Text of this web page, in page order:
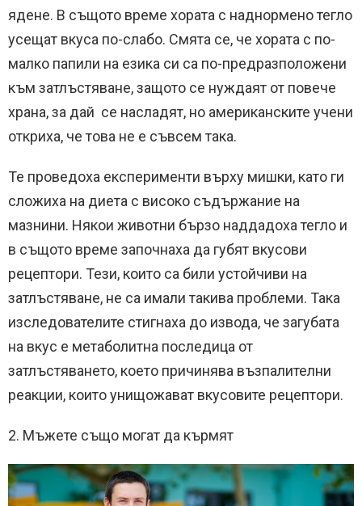
ядене. В същото време хората с наднормено тегло
усещат вкуса по-слабо. Смята се, че хората с по-
малко папили на езика си са по-предразположени
към затлъстяване, защото се нуждаят от повече
храна, за дай се насладят, но американските учени
откриха, че това не е съвсем така.
Те проведоха експерименти върху мишки, като ги
сложиха на диета с високо съдържание на
мазнини. Някои животни бързо наддадоха тегло и
в същото време започнаха да губят вкусови
рецептори. Тези, които са били устойчиви на
затлъстяване, не са имали такива проблеми. Така
изследователите стигнаха до извода, че загубата
на вкус е метаболитна последица от
затлъстяването, което причинява възпалителни
реакции, които унищожават вкусовите рецептори.
2. Мъжете също могат да кърмят